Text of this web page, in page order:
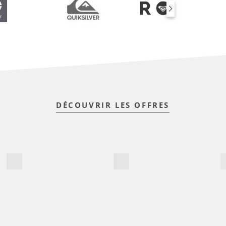
DÉCOUVRIR LES OFFRES